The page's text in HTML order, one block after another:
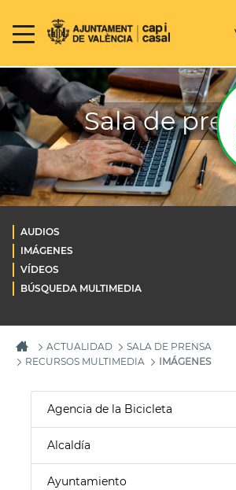
Sala de
AUDIOS
IMÁGENES
VÍDEOS
BÚSQUEDA MULTIMEDIA
ACTUALIDAD
SALA DE PRENSA
RECURSOS MULTIMEDIA
IMÁGENES
Agencia de la Bicicleta
Alcaldía
Ayuntamiento